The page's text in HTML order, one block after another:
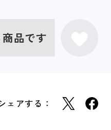
品です
ェアする：